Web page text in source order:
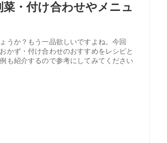
・付け合わせやメニュ
うか？もう一品欲しいですよね。今回
かず・付け合わせのおすすめをレシピと
も紹介するので参考にしてみてください